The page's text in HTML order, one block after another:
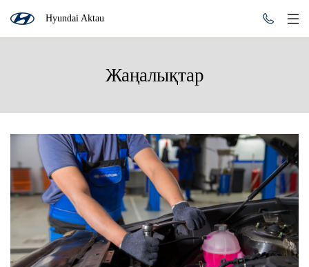
Hyundai Aktau
Жаңалықтар